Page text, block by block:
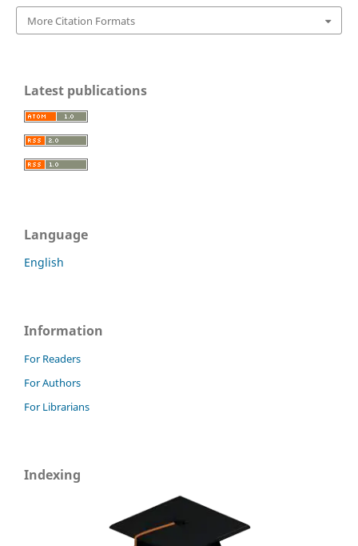
More Citation Formats
Latest publications
Language
English
Information
For Readers
For Authors
For Librarians
Indexing